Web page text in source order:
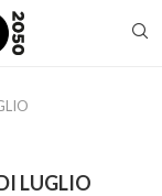
LUGLIO